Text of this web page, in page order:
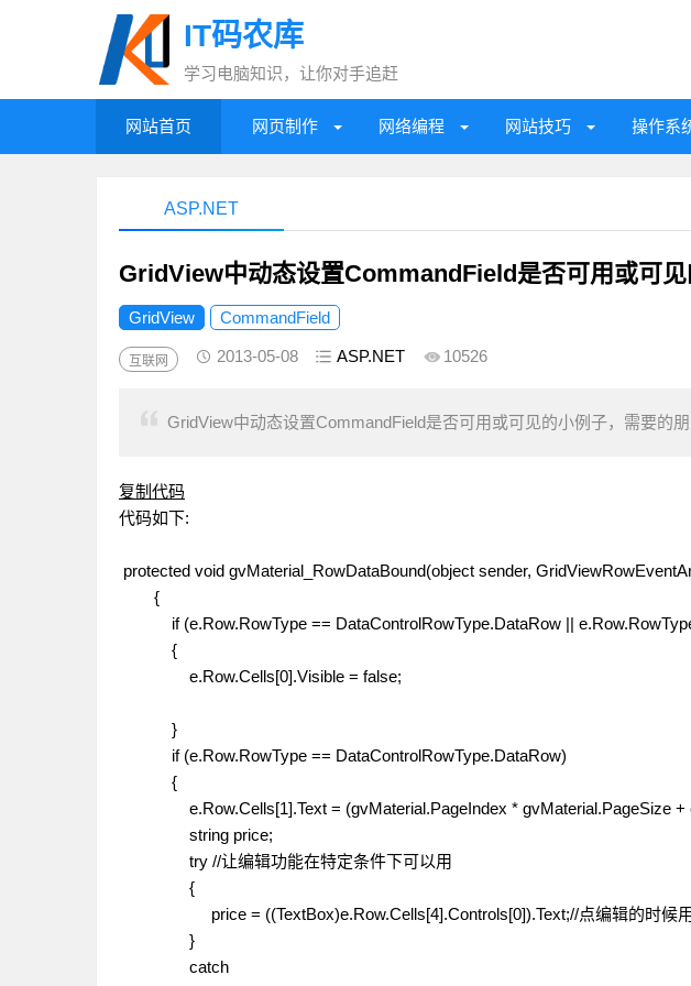
IT码农库
学习电脑知识，让你对手追赶
网站首页 网页制作 网络编程 网站技巧 操作系
ASP.NET
GridView中动态设置CommandField是否可用或可
GridView CommandField
互联网 2013-05-08 ASP.NET 10526
GridView中动态设置CommandField是否可用或可见的小例子，需要的
复制代码
代码如下:
protected void gvMaterial_RowDataBound(object sender,
{
if (e.Row.RowType == DataControlRowType.DataRow ||
{
e.Row.Cells[0].Visible = false;
}
if (e.Row.RowType == DataControlRowType.DataRow)
{
e.Row.Cells[1].Text = (gvMaterial.PageIndex * gvMaterial.PageSize +
string price;
try //让编辑功能在特定条件下可以用
{
price = ((TextBox)e.Row.Cells[4].Controls[0]).Text;//点编辑的时候用
}
catch